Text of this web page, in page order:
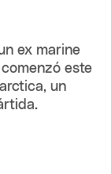
ex marine
este
un